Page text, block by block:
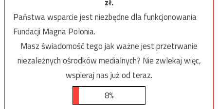
Państwa wsparcie jest niezbędne dla funkcjonowania
Fundacji Magna Polonia.
Masz świadomość tego jak ważne jest przetrwanie
niezależnych ośrodków medialnych? Nie zwlekaj więc,
wspieraj nas już od teraz.
8%